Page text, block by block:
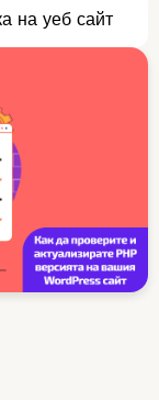
на уеб сайт